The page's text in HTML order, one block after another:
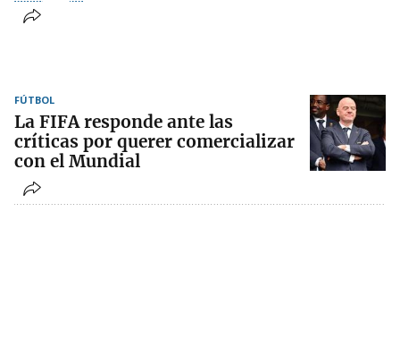
FÚTBOL
La FIFA responde ante las
críticas por querer comercializar
con el Mundial